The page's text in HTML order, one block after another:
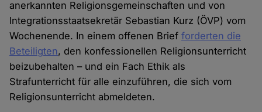
anerkannten Religionsgemeinschaften und von
Integrationsstaatsekretär Sebastian Kurz (ÖVP) vom
Wochenende. In einem offenen Briefforderten die
Beteiligten, den konfessionellen Religionsunterricht
beizubehalten – und ein Fach Ethik als
Strafunterricht für alle einzuführen, die sich vom
Religionsunterricht abmeldeten.